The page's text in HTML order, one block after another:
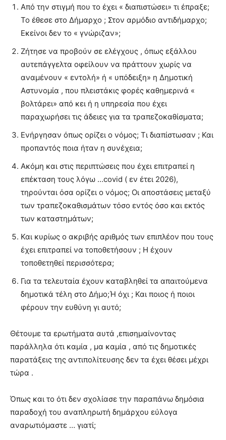
Από την στιγμή που το έχει « διαπιστώσει» τι έπραξε;
Το έθεσε στο Δήμαρχο ; Στον αρμόδιο αντιδήμαρχο;
Εκείνοι δεν το « γνώριζαν»;
Ζήτησε να προβούν σε ελέγχους , όπως εξάλλου
αυτεπάγγελτα οφείλουν να πράττουν χωρίς να
αναμένουν « εντολή» ή « υπόδειξη» η Δημοτική
Αστυνομία , που πλειστάκις φορές καθημερινά «
βολτάρει» από κει ή η υπηρεσία που έχει
παραχωρήσει τις άδειες για τα τραπεζοκαθίσματα;
Ενήργησαν όπως ορίζει ο νόμος; Τι διαπίστωσαν ; Και
προπαντός ποια ήταν η συνέχεια;
Ακόμη και στις περιπτώσεις που έχει επιτραπεί η
επέκταση τους λόγω …covid ( εν έτει 2026),
τηρούνται όσα ορίζει ο νόμος; Οι αποστάσεις μεταξύ
των τραπεζοκαθισμάτων τόσο εντός όσο και εκτός
των καταστημάτων;
Και κυρίως ο ακριβής αριθμός των επιπλέον που τους
έχει επιτραπεί να τοποθετήσουν ; Η έχουν
τοποθετηθεί περισσότερα;
Για τα τελευταία έχουν καταβληθεί τα απαιτούμενα
δημοτικά τέλη στο Δήμο;Ή όχι ; Και ποιος ή ποιοι
φέρουν την ευθύνη γι αυτό;
Θέτουμε τα ερωτήματα αυτά ,επισημαίνοντας
παράλληλα ότι καμία , μα καμία , από τις δημοτικές
παρατάξεις της αντιπολίτευσης δεν τα έχει θέσει μέχρι
τώρα .
Όπως και το ότι δεν σχολίασε την παραπάνω δημόσια
παραδοχή του αναπληρωτή δημάρχου εύλογα
αναρωτιόμαστε … γιατί;